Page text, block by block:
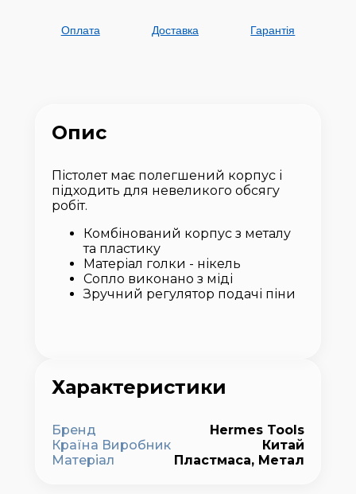
Оплата Доставка Гарантія
Опис
Пістолет має полегшений корпус і
підходить для невеликого обсягу
робіт.
Комбінований корпус з металу
та пластику
Матеріал голки - нікель
Сопло виконано з міді
Зручний регулятор подачі піни
Характеристики
Бренд
Hermes Tools
Країна Виробник
Китай
Матеріал
Пластмаса, Метал